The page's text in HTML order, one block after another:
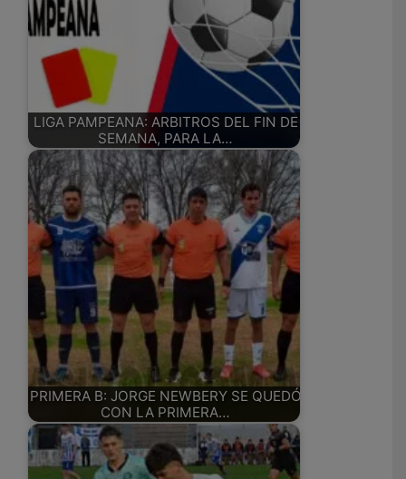
LIGA PAMPEANA: ARBITROS DEL FIN DE
SEMANA, PARA LA…
PRIMERA B: JORGE NEWBERY SE QUEDÓ
CON LA PRIMERA…